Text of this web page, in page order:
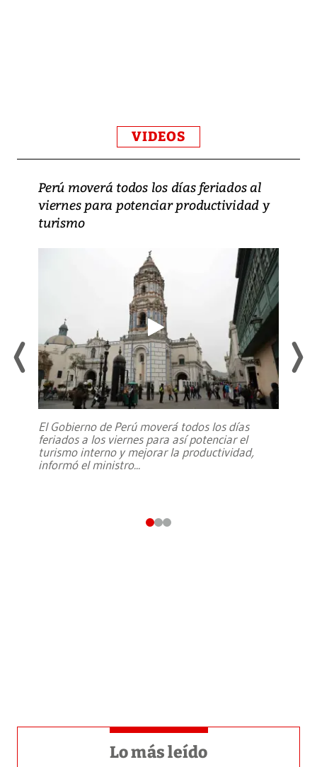
VIDEOS
Perú moverá todos los días feriados al
viernes para potenciar productividad y
turismo
El Gobierno de Perú moverá todos los días
feriados a los viernes para así potenciar el
turismo interno y mejorar la productividad,
informó el ministro...
Lo más leído